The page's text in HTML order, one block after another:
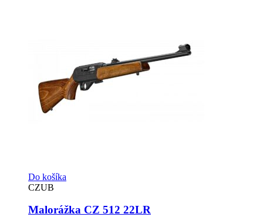
Do košíka
CZUB
Malorážka CZ 512 22LR